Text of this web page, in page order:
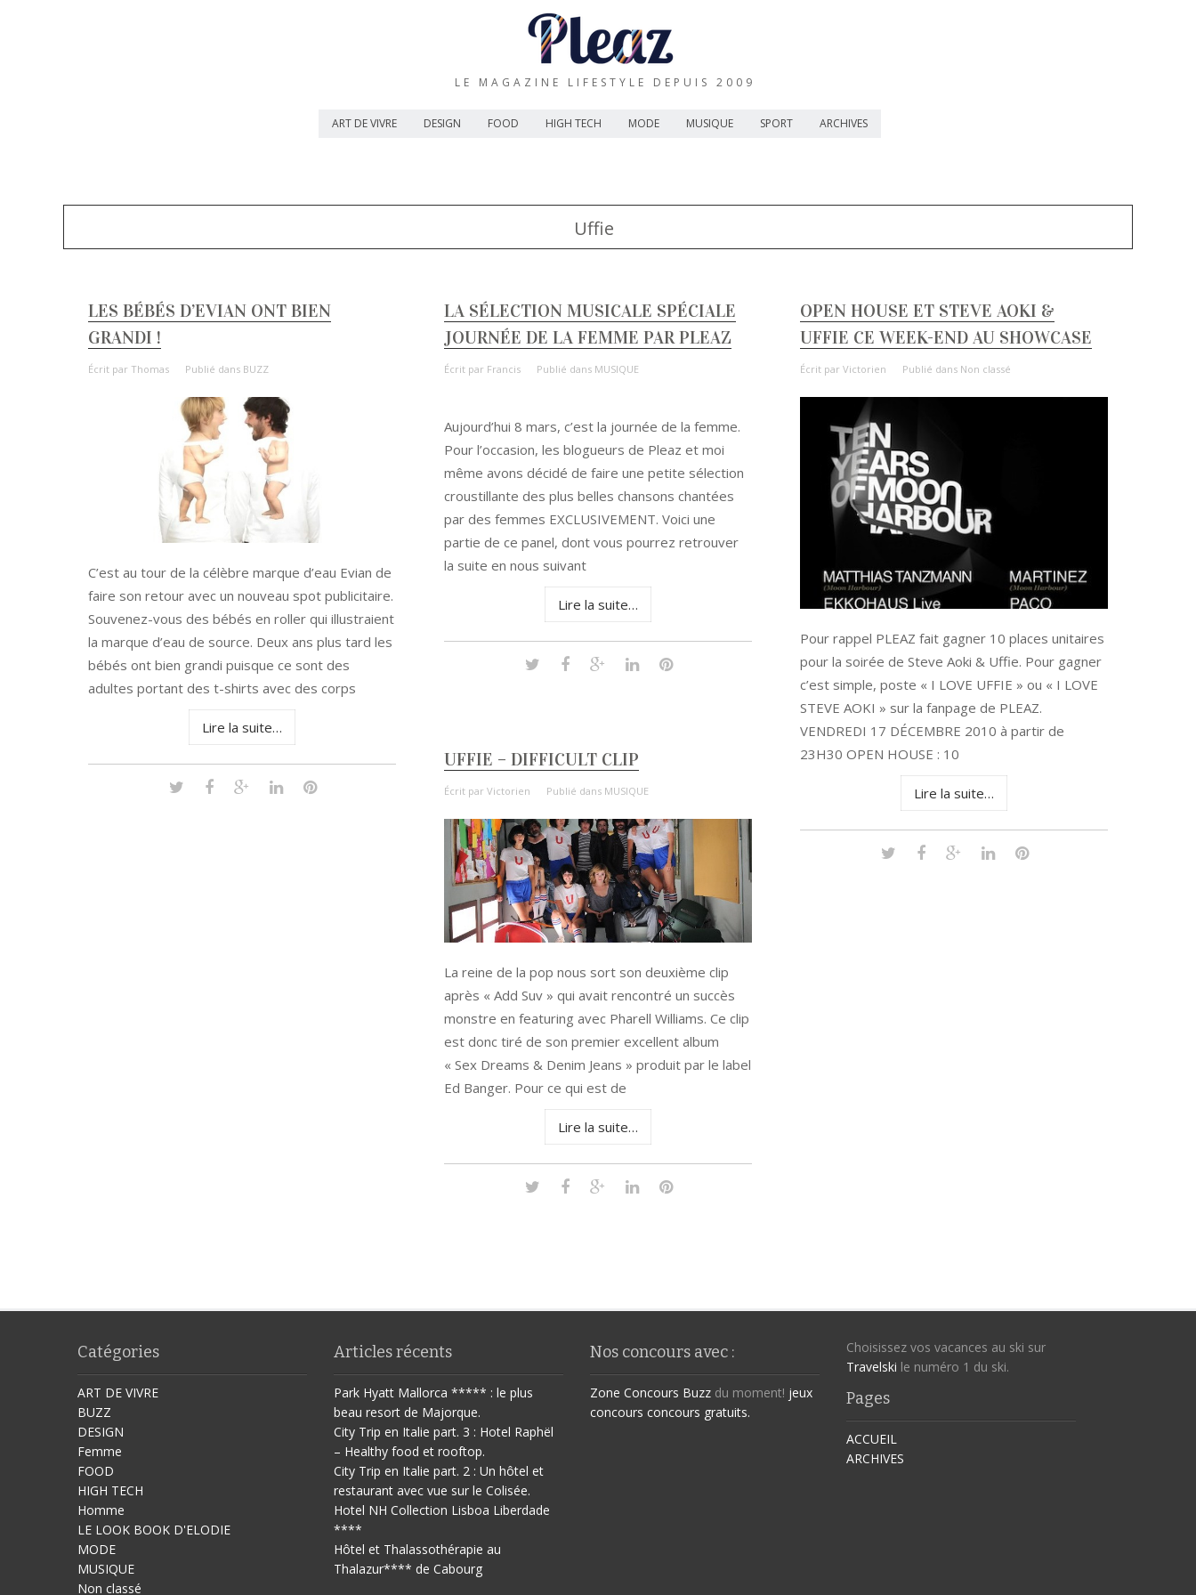
LE MAGAZINE LIFESTYLE DEPUIS 2009
ART DE VIVRE DESIGN FOOD HIGH TECH MODE MUSIQUE SPORT ARCHIVES
Uffie
LES BÉBÉS D’EVIAN ONT BIEN
GRANDI !
Écrit par Thomas Publié dans BUZZ
C’est au tour de la célèbre marque d’eau Evian de
faire son retour avec un nouveau spot publicitaire.
Souvenez-vous des bébés en roller qui illustraient
la marque d’eau de source. Deux ans plus tard les
bébés ont bien grandi puisque ce sont des
adultes portant des t-shirts avec des corps
Lire la suite…
LA SÉLECTION MUSICALE SPÉCIALE
JOURNÉE DE LA FEMME PAR PLEAZ
Écrit par Francis Publié dans MUSIQUE
Aujourd’hui 8 mars, c’est la journée de la femme.
Pour l’occasion, les blogueurs de Pleaz et moi
même avons décidé de faire une petite sélection
croustillante des plus belles chansons chantées
par des femmes EXCLUSIVEMENT. Voici une
partie de ce panel, dont vous pourrez retrouver
la suite en nous suivant
Lire la suite…
OPEN HOUSE ET STEVE AOKI &
UFFIE CE WEEK-END AU SHOWCASE
Écrit par Victorien Publié dans Non classé
Pour rappel PLEAZ fait gagner 10 places unitaires
pour la soirée de Steve Aoki & Uffie. Pour gagner
c’est simple, poste « I LOVE UFFIE » ou « I LOVE
STEVE AOKI » sur la fanpage de PLEAZ.
VENDREDI 17 DÉCEMBRE 2010 à partir de
23H30 OPEN HOUSE : 10
Lire la suite…
UFFIE – DIFFICULT CLIP
Écrit par Victorien Publié dans MUSIQUE
La reine de la pop nous sort son deuxième clip
après « Add Suv » qui avait rencontré un succès
monstre en featuring avec Pharell Williams. Ce clip
est donc tiré de son premier excellent album
« Sex Dreams & Denim Jeans » produit par le label
Ed Banger. Pour ce qui est de
Lire la suite…
Catégories
ART DE VIVRE
BUZZ
DESIGN
Femme
FOOD
HIGH TECH
Homme
LE LOOK BOOK D'ELODIE
MODE
MUSIQUE
Non classé
Articles récents
Park Hyatt Mallorca ***** : le plus
beau resort de Majorque.
City Trip en Italie part. 3 : Hotel Raphël
– Healthy food et rooftop.
City Trip en Italie part. 2 : Un hôtel et
restaurant avec vue sur le Colisée.
Hotel NH Collection Lisboa Liberdade
****
Hôtel et Thalassothérapie au
Thalazur**** de Cabourg
Nos concours avec :
Zone Concours Buzz du moment! jeux
concours concours gratuits.
Choisissez vos vacances au ski sur
Travelski le numéro 1 du ski.
Pages
ACCUEIL
ARCHIVES